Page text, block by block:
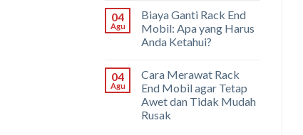
04
Agu
Biaya Ganti Rack End
Mobil: Apa yang Harus
Anda Ketahui?
04
Agu
Cara Merawat Rack
End Mobil agar Tetap
Awet dan Tidak Mudah
Rusak